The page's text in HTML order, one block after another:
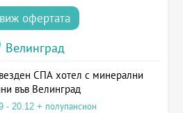
виж офертата
Велинград
СПА хотел с минерални
във Велинград
- 20.12 + полупансион